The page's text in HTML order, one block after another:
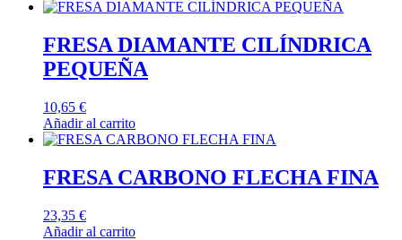
FRESA DIAMANTE CILÍNDRICA
PEQUEÑA
10,65 €
Añadir al carrito
FRESA CARBONO FLECHA FINA
23,35 €
Añadir al carrito